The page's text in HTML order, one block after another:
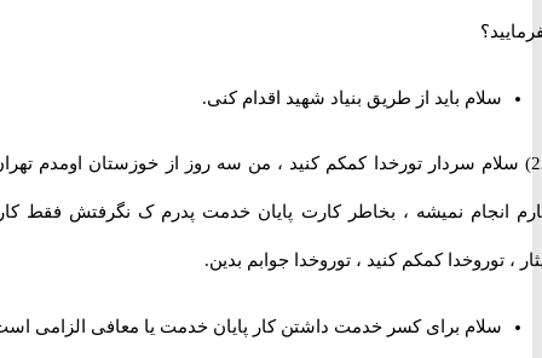
سلام باید از طریق بنیاد شهید اقدام کنی.
سلام سردار تورخدا کمکم کنید ، من سه روز از خوزستان اومدم تهران ،
انجام نمیشه ، بخاطر کارت پایان خدمت پدرم ک نگرفتش فقط کارت
توروخدا کمکم کنید ، توروخدا جوابم بدین.
سلام برای کسر خدمت داشتن کار پایان خدمت یا معافی الزامی است.